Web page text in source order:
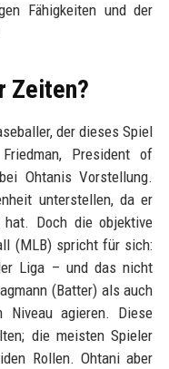
Fähigkeiten und der
Zeiten?
der dieses Spiel
President of
Ohtanis Vorstellung.
unterstellen, da er
hat. Doch die objektive
(MLB) spricht für sich:
Liga – und das nicht
(Batter) als auch
agieren. Diese
die meisten Spieler
Rollen. Ohtani aber